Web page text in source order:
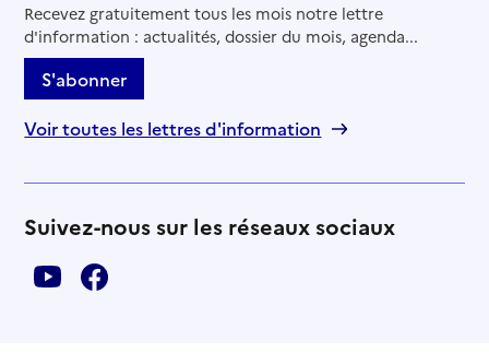
Recevez gratuitement tous les mois notre lettre
d'information : actualités, dossier du mois, agenda...
S'abonner
Voir toutes les lettres d'information
Suivez-nous sur les réseaux sociaux